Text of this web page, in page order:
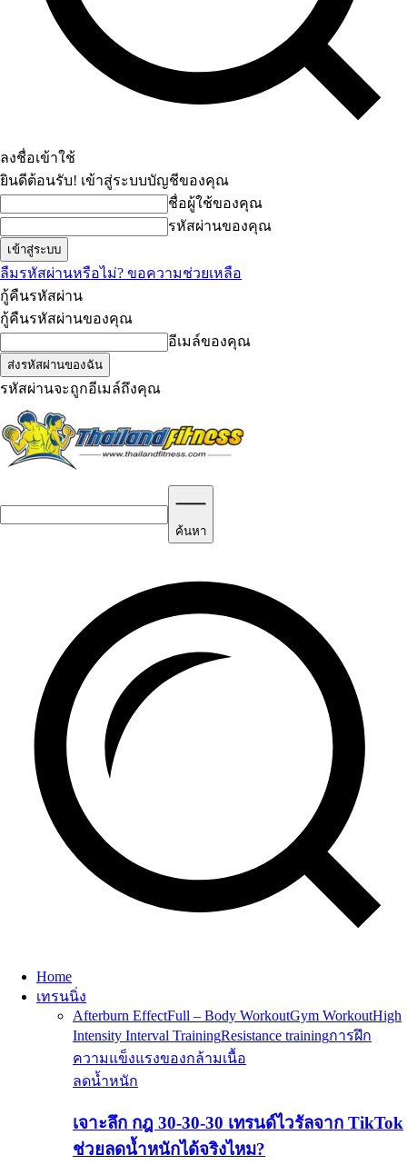
ลงชื่อเข้าใช้
ยินดีต้อนรับ! เข้าสู่ระบบบัญชีของคุณ
ชื่อผู้ใช้ของคุณ
รหัสผ่านของคุณ
ลืมรหัสผ่านหรือไม่? ขอความช่วยเหลือ
กู้คืนรหัสผ่าน
กู้คืนรหัสผ่านของคุณ
อีเมล์ของคุณ
รหัสผ่านจะถูกอีเมล์ถึงคุณ
ค้นหา
Home
เทรนนิ่ง
Afterburn EffectFull – Body WorkoutGym WorkoutHigh
Intensity Interval TrainingResistance trainingการฝึก
ความแข็งแรงของกล้ามเนื้อ
ลดน้ำหนัก
เจาะลึก กฎ 30-30-30 เทรนด์ไวรัลจาก TikTok
ช่วยลดน้ำหนักได้จริงไหม?